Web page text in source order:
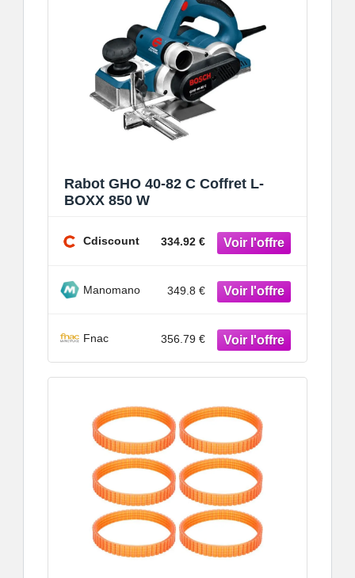
Rabot GHO 40-82 C Coffret L-
BOXX 850 W
Cdiscount 334.92 €
Manomano 349.8 €
Fnac 356.79 €